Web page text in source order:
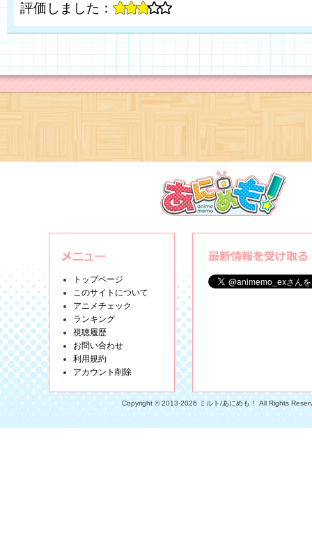
評価しました：
トップページ
このサイトについて
アニメチェック
ランキング
視聴履歴
お問い合わせ
利用規約
アカウント削除
Copyright © 2013-2026 ミルト/あにめも！ All Rights